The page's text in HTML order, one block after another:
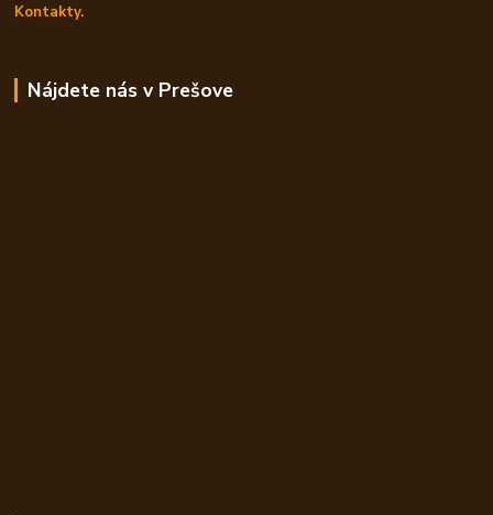
Kontakty.
Nájdete nás v Prešove